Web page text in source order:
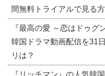
間無料トライアルで見る
『最高の愛 ～恋はドゥグ
韓国ドラマ動画配信を31
リは？
『リッチマン』の人気韓